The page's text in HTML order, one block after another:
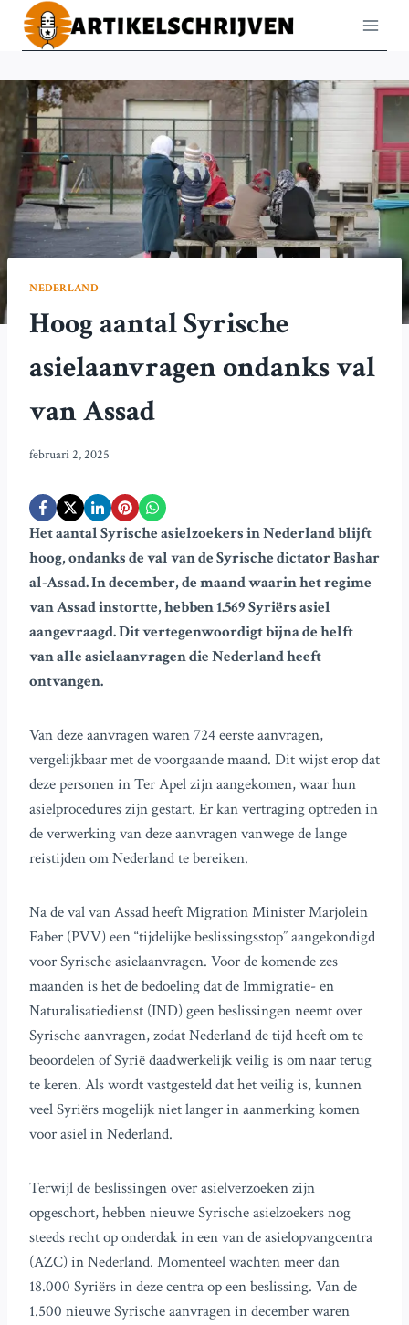
Doorgaan
naar
NEDERLAND
Hoog aantal Syrische
asielaanvragen ondanks val
van Assad
februari 2, 2025
Het aantal Syrische asielzoekers in Nederland blijft
hoog, ondanks de val van de Syrische dictator Bashar
al-Assad. In december, de maand waarin het regime
van Assad instortte, hebben 1.569 Syriërs asiel
aangevraagd. Dit vertegenwoordigt bijna de helft
van alle asielaanvragen die Nederland heeft
ontvangen.
Van deze aanvragen waren 724 eerste aanvragen,
vergelijkbaar met de voorgaande maand. Dit wijst erop dat
deze personen in Ter Apel zijn aangekomen, waar hun
asielprocedures zijn gestart. Er kan vertraging optreden in
de verwerking van deze aanvragen vanwege de lange
reistijden om Nederland te bereiken.
Na de val van Assad heeft Migration Minister Marjolein
Faber (PVV) een “tijdelijke beslissingsstop” aangekondigd
voor Syrische asielaanvragen. Voor de komende zes
maanden is het de bedoeling dat de Immigratie- en
Naturalisatiedienst (IND) geen beslissingen neemt over
Syrische aanvragen, zodat Nederland de tijd heeft om te
beoordelen of Syrië daadwerkelijk veilig is om naar terug
te keren. Als wordt vastgesteld dat het veilig is, kunnen
veel Syriërs mogelijk niet langer in aanmerking komen
voor asiel in Nederland.
Terwijl de beslissingen over asielverzoeken zijn
opgeschort, hebben nieuwe Syrische asielzoekers nog
steeds recht op onderdak in een van de asielopvangcentra
(AZC) in Nederland. Momenteel wachten meer dan
18.000 Syriërs in deze centra op een beslissing. Van de
1.500 nieuwe Syrische aanvragen in december waren